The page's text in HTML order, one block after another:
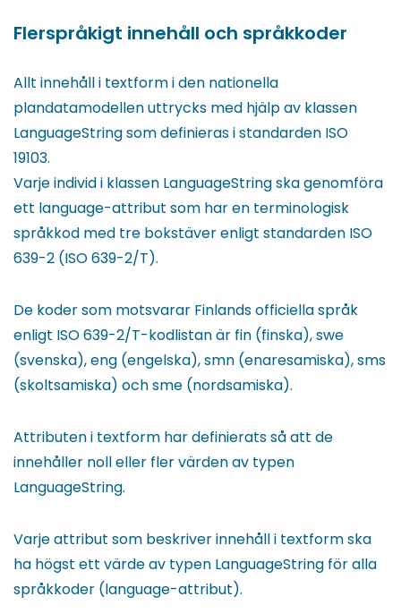
Flerspråkigt innehåll och språkkoder
Allt innehåll i textform i den nationella
plandatamodellen uttrycks med hjälp av klassen
LanguageString som definieras i standarden ISO
19103.
Varje individ i klassen LanguageString ska genomföra
ett language-attribut som har en terminologisk
språkkod med tre bokstäver enligt standarden ISO
639-2 (ISO 639-2/T).
De koder som motsvarar Finlands officiella språk
enligt ISO 639-2/T-kodlistan är fin (finska), swe
(svenska), eng (engelska), smn (enaresamiska), sms
(skoltsamiska) och sme (nordsamiska).
Attributen i textform har definierats så att de
innehåller noll eller fler värden av typen
LanguageString.
Varje attribut som beskriver innehåll i textform ska
ha högst ett värde av typen LanguageString för alla
språkkoder (language-attribut).